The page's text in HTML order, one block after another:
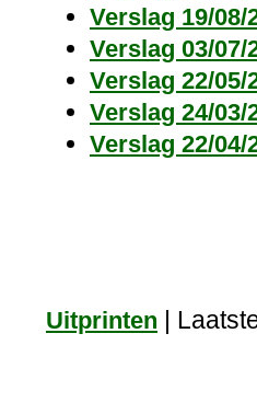
Verslag 19/
Verslag 03/
Verslag 22/
Verslag 24/
Verslag 22/
Uitprinten |